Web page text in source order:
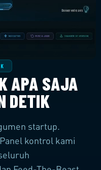
APA SAJA
DETIK
startup.
kontrol kami